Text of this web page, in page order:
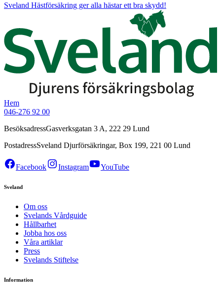
Sveland Hästförsäkring ger alla hästar ett bra skydd!
Hem
046-276 92 00
BesöksadressGasverksgatan 3 A, 222 29 Lund
PostadressSveland Djurförsäkringar, Box 199, 221 00 Lund
Facebook Instagram YouTube
Sveland
Om oss
Svelands Vårdguide
Hållbarhet
Jobba hos oss
Våra artiklar
Press
Svelands Stiftelse
Information